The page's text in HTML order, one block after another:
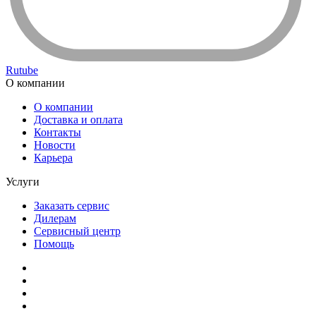
Rutube
О компании
О компании
Доставка и оплата
Контакты
Новости
Карьера
Услуги
Заказать сервис
Дилерам
Сервисный центр
Помощь